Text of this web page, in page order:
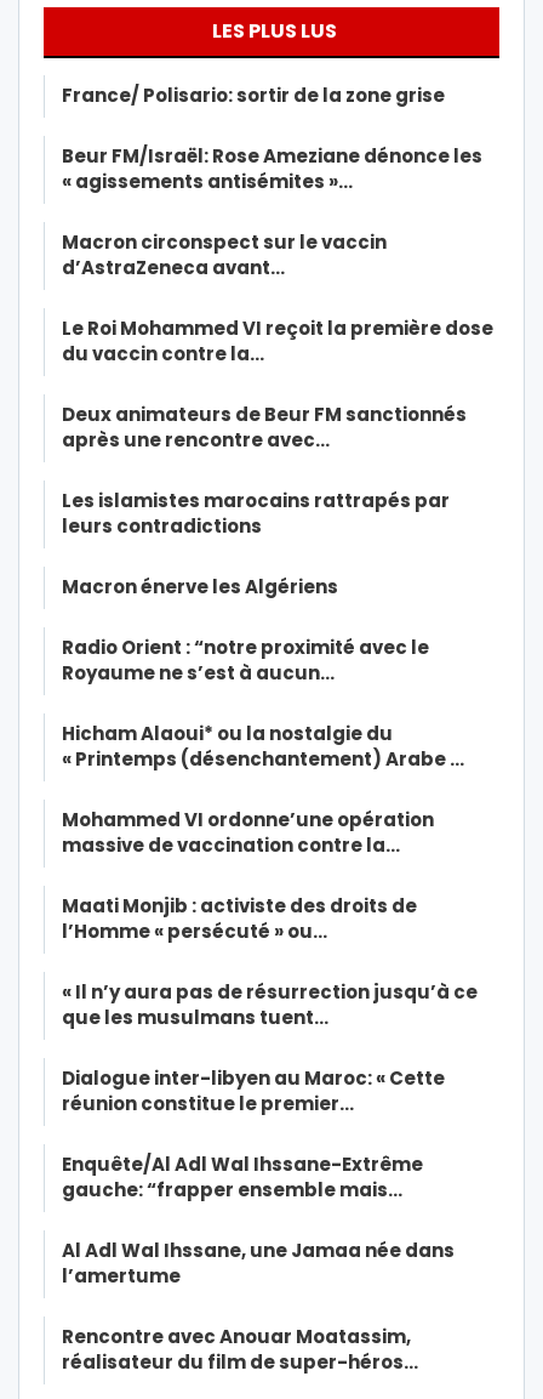
LES PLUS LUS
France/ Polisario: sortir de la zone grise
Beur FM/Israël: Rose Ameziane dénonce les
« agissements antisémites »…
Macron circonspect sur le vaccin
d’AstraZeneca avant…
Le Roi Mohammed VI reçoit la première dose
du vaccin contre la…
Deux animateurs de Beur FM sanctionnés
après une rencontre avec…
Les islamistes marocains rattrapés par
leurs contradictions
Macron énerve les Algériens
Radio Orient : “notre proximité avec le
Royaume ne s’est à aucun…
Hicham Alaoui* ou la nostalgie du
« Printemps (désenchantement) Arabe …
Mohammed VI ordonne’une opération
massive de vaccination contre la…
Maati Monjib : activiste des droits de
l’Homme « persécuté » ou…
« Il n’y aura pas de résurrection jusqu’à ce
que les musulmans tuent…
Dialogue inter-libyen au Maroc: « Cette
réunion constitue le premier…
Enquête/Al Adl Wal Ihssane-Extrême
gauche: “frapper ensemble mais…
Al Adl Wal Ihssane, une Jamaa née dans
l’amertume
Rencontre avec Anouar Moatassim,
réalisateur du film de super-héros…